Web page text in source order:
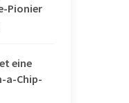
Pionier
eine
a-Chip-